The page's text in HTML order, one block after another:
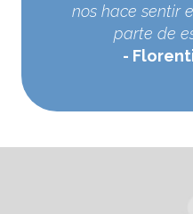
nos hace sentir
parte de